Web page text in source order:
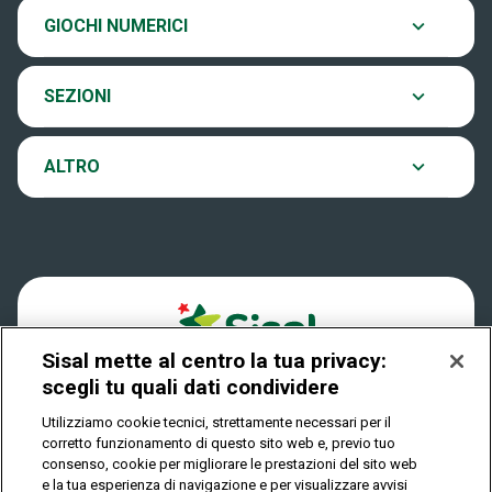
GIOCHI NUMERICI
Eurojackpot
VinciCasa
Play Your Date
SEZIONI
Ultima estrazione
Archivio estrazioni
Verifica vincite
ALTRO
Contatti
Notifiche
Privacy
IL GIOCO È VIETATO AI MINORI E PUÒ CAUSARE
DIPENDENZA PATOLOGICA
Sisal mette al centro la tua privacy:
scegli tu quali dati condividere
Utilizziamo cookie tecnici, strettamente necessari per il
corretto funzionamento di questo sito web e, previo tuo
consenso, cookie per migliorare le prestazioni del sito web
e la tua esperienza di navigazione e per visualizzare avvisi